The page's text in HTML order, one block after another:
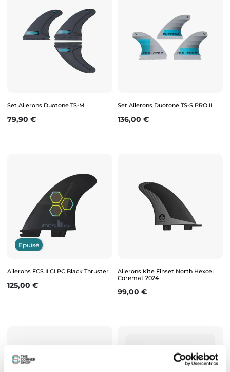
Set Ailerons Duotone TS-M
Prix
79,90 €
Set Ailerons Duotone TS-S PRO II
Prix
136,00 €
Epuisé
Ailerons FCS II CI PC Black Thruster
Prix
125,00 €
Ailerons Kite Finset North Hexcel
Coremat 2024
Prix
99,00 €